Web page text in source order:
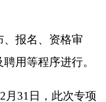
业单位面向
查表》（附
部计划志